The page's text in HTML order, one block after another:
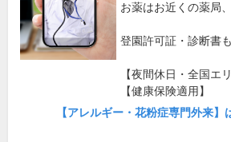
お薬はお近くの薬局
登園許可証・診断書
【夜間休日・全国エリ
【健康保険適用】
【アレルギー・花粉症専門外来】